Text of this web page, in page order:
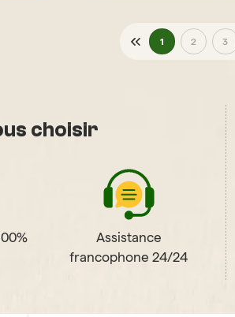
1 2 3
choisir
Assistance
francophone 24/24